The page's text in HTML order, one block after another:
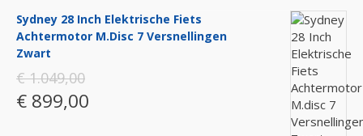
Sydney 28 Inch Elektrische Fiets
Achtermotor M.disc 7 Versnellingen
Zwart
€ 1.049,00
€ 899,00